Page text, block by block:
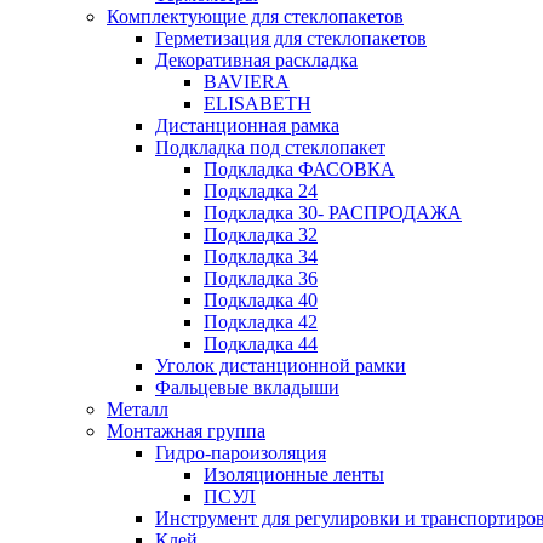
Комплектующие для стеклопакетов
Герметизация для стеклопакетов
Декоративная раскладка
BAVIERA
ELISABETH
Дистанционная рамка
Подкладка под стеклопакет
Подкладка ФАСОВКА
Подкладка 24
Подкладка 30- РАСПРОДАЖА
Подкладка 32
Подкладка 34
Подкладка 36
Подкладка 40
Подкладка 42
Подкладка 44
Уголок дистанционной рамки
Фальцевые вкладыши
Металл
Монтажная группа
Гидро-пароизоляция
Изоляционные ленты
ПСУЛ
Инструмент для регулировки и